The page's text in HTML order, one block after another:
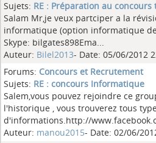
Sujets: RE : Préparation au
Salam Mr,je veux partciper a la
informatique (option informatique
Skype: bilgates898Ema...
Auteur: Bilel2013- Date: 05/06/2012
Forums: Concours et Recrutement
Sujets: RE : concours Informatique
Salem,vous pouvez rejoindre ce
l'historique , vous trouverez tous
d'informations.http://
Auteur: manou2015- Date: 02/06/